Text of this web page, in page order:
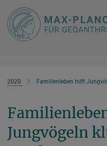
Hauptinhalt
2020 Familienleben hilft
Jungvögeln